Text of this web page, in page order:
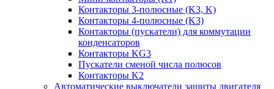
Контакторы 3-полюсные (K3, K)
Контакторы 4-полюсные (K3)
Контакторы (пускатели) для коммутации
конденсаторов
Контакторы KG3
Пускатели сменой числа полюсов
Контакторы K2
Автоматические выключатели защиты двигателя